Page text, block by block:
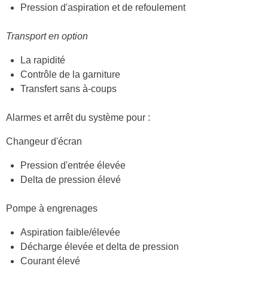
Pression d'aspiration et de refoulement
Transport en option
La rapidité
Contrôle de la garniture
Transfert sans à-coups
Alarmes et arrêt du système pour :
Changeur d'écran
Pression d'entrée élevée
Delta de pression élevé
Pompe à engrenages
Aspiration faible/élevée
Décharge élevée et delta de pression
Courant élevé